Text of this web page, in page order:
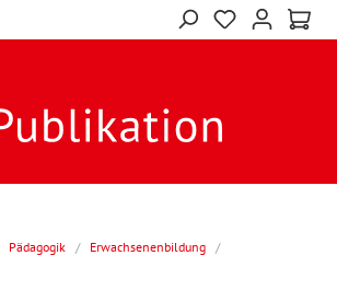
Pädagogik / Erwachsenenbildung /